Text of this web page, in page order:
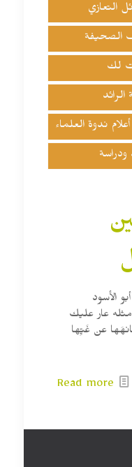
التعازي
الصحيفة
لك
الرائد
ندوة العلماء
ودراسة
الأسود
عار عليك
عن غَيِّها
Read more